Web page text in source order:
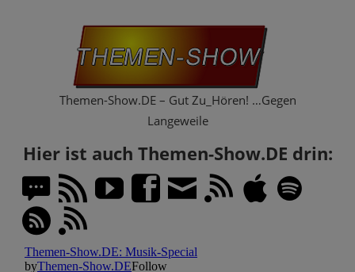
Themen-Show.DE – Gut Zu_Hören! …Gegen
Langeweile
Hier ist auch Themen-Show.DE drin: